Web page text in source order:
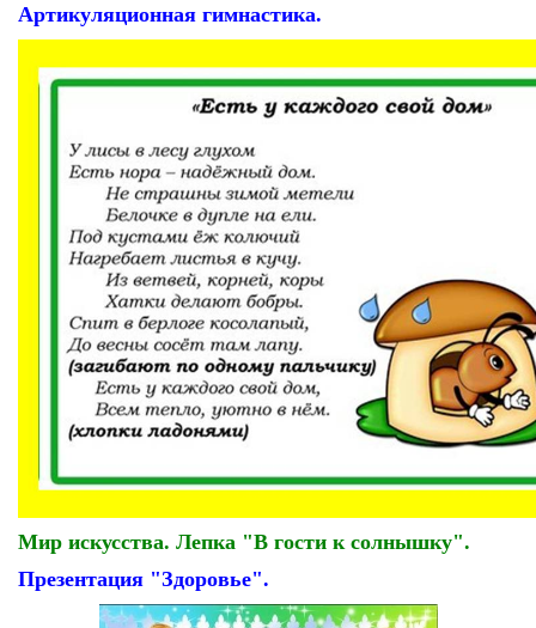
Артикуляционная гимнастика.
Мир искусства. Лепка "В гости к солнышку".
Презентация "Здоровье".